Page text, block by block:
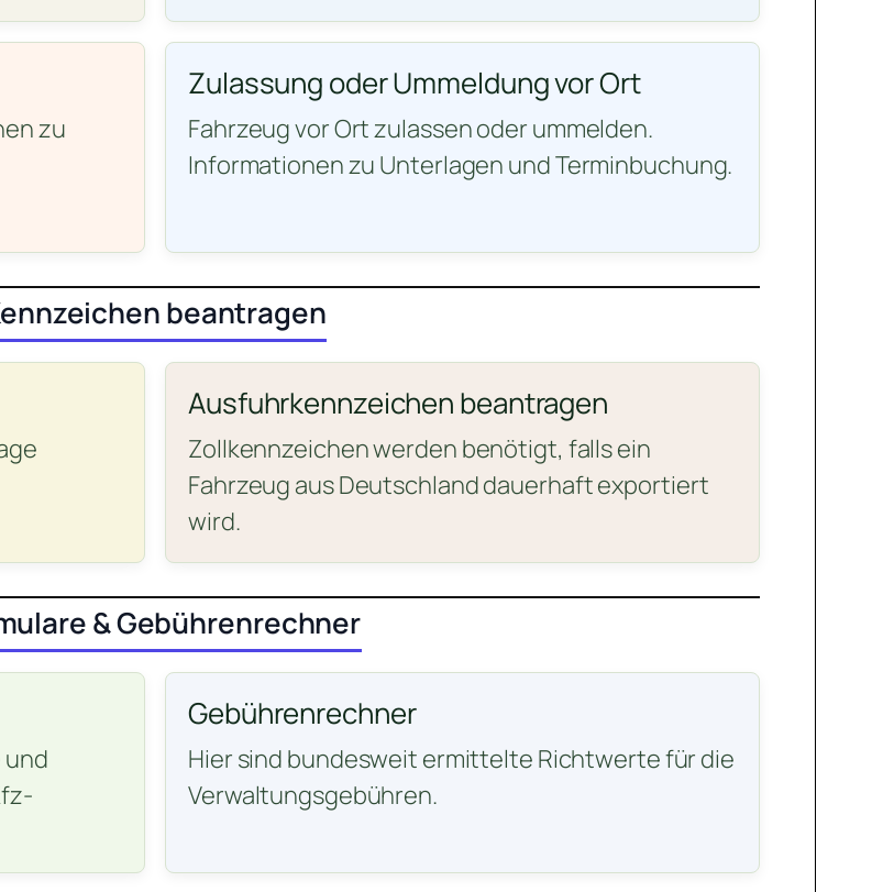
zu
Zulassung oder Ummeldung vor Ort
Fahrzeug vor Ort zulassen oder ummelden.
Informationen zu Unterlagen und Terminbuchung.
beantragen
Ausfuhrkennzeichen beantragen
Zollkennzeichen werden benötigt, falls ein
Fahrzeug aus Deutschland dauerhaft exportiert
wird.
& Gebührenrechner
und
Gebührenrechner
Hier sind bundesweit ermittelte Richtwerte für die
Verwaltungsgebühren.